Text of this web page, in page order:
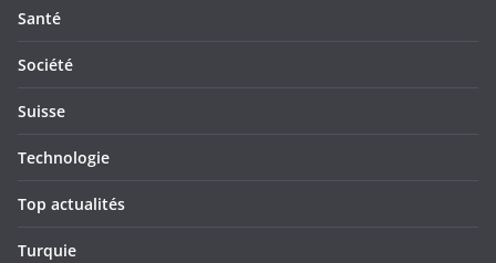
Santé
Société
Suisse
Technologie
Top actualités
Turquie